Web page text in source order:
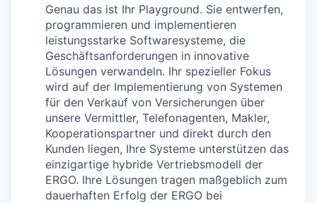
Genau das ist Ihr Playground. Sie entwerfen,
programmieren und implementieren
leistungsstarke Softwaresysteme, die
Geschäftsanforderungen in innovative
Lösungen verwandeln. Ihr spezieller Fokus
wird auf der Implementierung von Systemen
für den Verkauf von Versicherungen über
unsere Vermittler, Telefonagenten, Makler,
Kooperationspartner und direkt durch den
Kunden liegen, Ihre Systeme unterstützen das
einzigartige hybride Vertriebsmodell der
ERGO. Ihre Lösungen tragen maßgeblich zum
dauerhaften Erfolg der ERGO bei